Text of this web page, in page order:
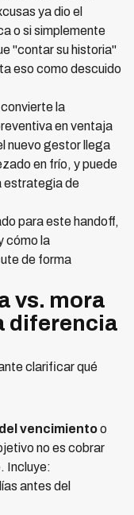
ya dio el
o si simplemente
"contar su historia"
eso como descuido
la
en ventaja
nuevo gestor llega
en frío, y puede
estrategia de
para este handoff,
cómo la
de forma
vs. mora
diferencia
clarificar qué
vencimientoo
no es cobrar
Incluye:
antes del